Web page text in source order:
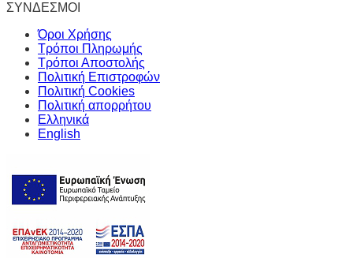
ΣΥΝΔΕΣΜΟΙ
Όροι Χρήσης
Τρόποι Πληρωμής
Τρόποι Αποστολής
Πολιτική Επιστροφών
Πολιτική Cookies
Πολιτική απορρήτου
Ελληνικά
English